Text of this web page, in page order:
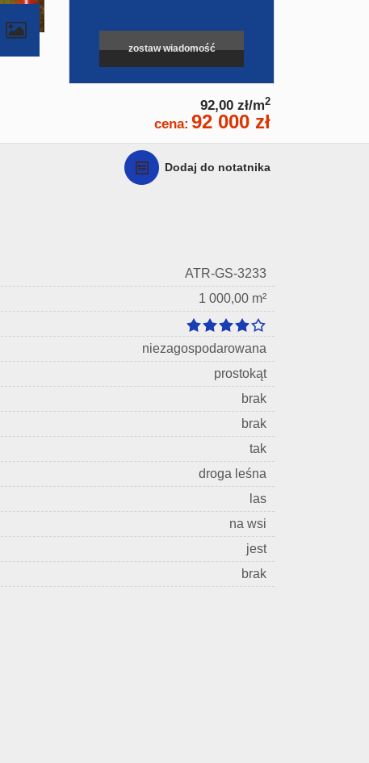
zostaw wiadomość
92,00 zł/m2
cena: 92 000 zł
Dodaj do notatnika
ATR-GS-3233
1 000,00 m²
niezagospodarowana
prostokąt
brak
brak
tak
droga leśna
las
na wsi
jest
brak